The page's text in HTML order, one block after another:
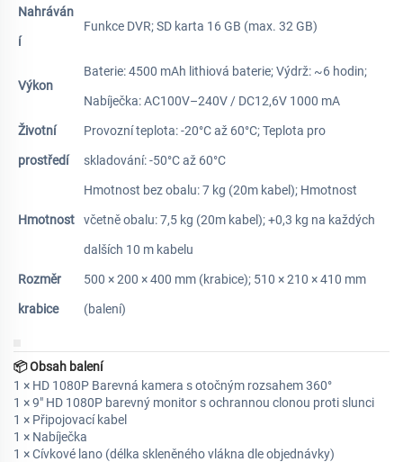
Nahráván
í
Funkce DVR; SD karta 16 GB (max. 32 GB)
Výkon
Baterie: 4500 mAh lithiová baterie; Výdrž: ~6 hodin;
Nabíječka: AC100V–240V / DC12,6V 1000 mA
Životní
prostředí
Provozní teplota: -20°C až 60°C; Teplota pro
skladování: -50°C až 60°C
Hmotnost
Hmotnost bez obalu: 7 kg (20m kabel); Hmotnost
včetně obalu: 7,5 kg (20m kabel); +0,3 kg na každých
dalších 10 m kabelu
Rozměr
krabice
500 × 200 × 400 mm (krabice); 510 × 210 × 410 mm
(balení)
📦Obsah balení
1 × HD 1080P Barevná kamera s otočným rozsahem 360°
1 × 9" HD 1080P barevný monitor s ochrannou clonou proti slunci
1 × Připojovací kabel
1 × Nabíječka
1 × Cívkové lano (délka skleněného vlákna dle objednávky)